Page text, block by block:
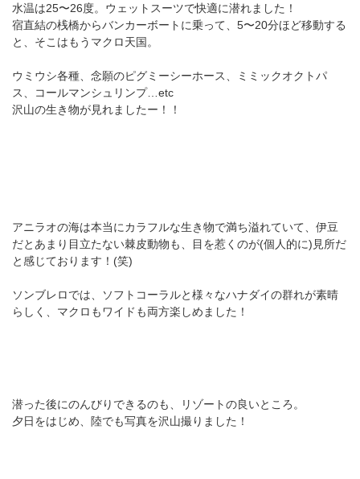
水温は25〜26度。ウェットスーツで快適に潜れました！
宿直結の桟橋からバンカーボートに乗って、5〜20分ほど移動する
と、そこはもうマクロ天国。
ウミウシ各種、念願のピグミーシーホース、ミミックオクトパ
ス、コールマンシュリンプ…etc
沢山の生き物が見れましたー！！
アニラオの海は本当にカラフルな生き物で満ち溢れていて、伊豆
だとあまり目立たない棘皮動物も、目を惹くのが(個人的に)見所だ
と感じております！(笑)
ソンブレロでは、ソフトコーラルと様々なハナダイの群れが素晴
らしく、マクロもワイドも両方楽しめました！
潜った後にのんびりできるのも、リゾートの良いところ。
夕日をはじめ、陸でも写真を沢山撮りました！